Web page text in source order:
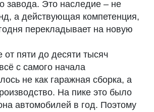
завода. Это наследие – не
а действующая компетенция,
перекладывает на новую
пяти до десяти тысяч
с самого начала
не как гаражная сборка, а
На пике это было
автомобилей в год. Поэтому